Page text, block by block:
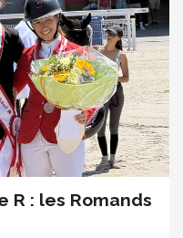
R : les Romands